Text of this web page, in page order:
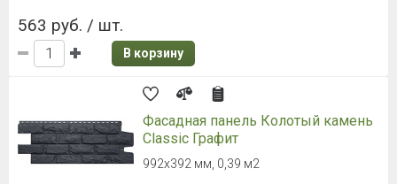
563 руб. / шт.
В корзину
Фасадная панель Колотый камень
Classic Графит
992х392 мм, 0,39 м2